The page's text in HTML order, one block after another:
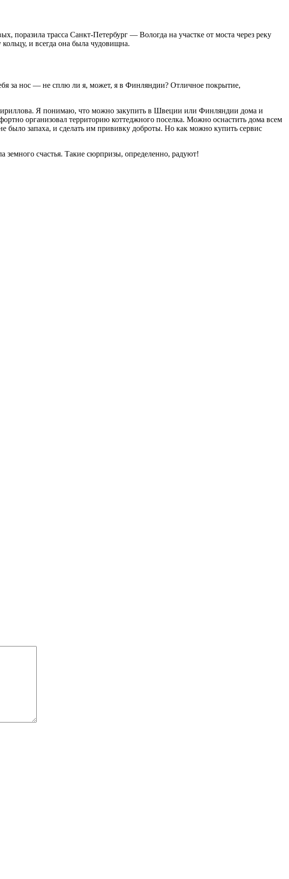
поразила трасса Санкт-Петербург — Вологда на участке от моста через реку
и всегда она была чудовищна.
за нос — не сплю ли я, может, я в Финляндии? Отличное покрытие,
Я понимаю, что можно закупить в Швеции или Финляндии дома и
организовал территорию коттеджного поселка. Можно оснастить дома всем
запаха, и сделать им прививку доброты. Но как можно купить сервис
счастья. Такие сюрпризы, определенно, радуют!